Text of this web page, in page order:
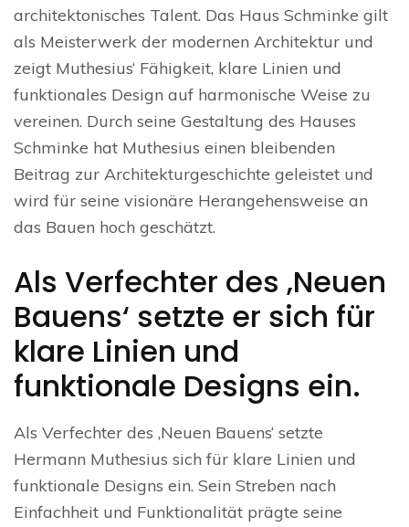
architektonisches Talent. Das Haus Schminke gilt
als Meisterwerk der modernen Architektur und
zeigt Muthesius‘ Fähigkeit, klare Linien und
funktionales Design auf harmonische Weise zu
vereinen. Durch seine Gestaltung des Hauses
Schminke hat Muthesius einen bleibenden
Beitrag zur Architekturgeschichte geleistet und
wird für seine visionäre Herangehensweise an
das Bauen hoch geschätzt.
Als Verfechter des ‚Neuen
Bauens‘ setzte er sich für
klare Linien und
funktionale Designs ein.
Als Verfechter des ‚Neuen Bauens‘ setzte
Hermann Muthesius sich für klare Linien und
funktionale Designs ein. Sein Streben nach
Einfachheit und Funktionalität prägte seine